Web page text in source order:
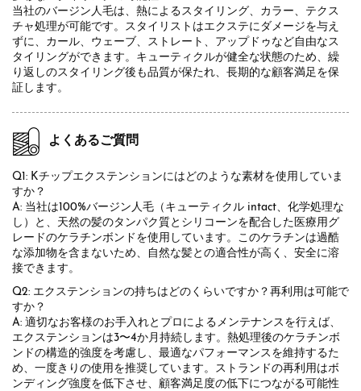
当社のバージン人毛は、熱によるスタイリング、カラー、テクス
チャ処理が可能です。スタイリストはエクステにダメージを与え
ずに、カール、ウェーブ、ストレート、アップドゥなど自由なス
タイリングができます。キューティクルが健全な状態のため、繰
り返しのスタイリング後も品質が保たれ、長期的な顧客満足を保
証します。
よくあるご質問
Q1: Kチップエクステンションにはどのような素材を使用していま
すか？
A: 当社は100%バージン人毛（キューティクル intact、化学処理な
し）と、天然の髪のタンパク質とシリコーンを配合した医療用グ
レードのケラチンボンドを使用しています。このケラチンは過酷
な添加物を含まないため、自然な髪との適合性が高く、安全に溶
接できます。
Q2: エクステンションの持ちはどのくらいですか？再利用は可能で
すか？
A: 適切なお客様のお手入れとプロによるメンテナンスを行えば、
エクステンションは3〜4か月持続します。熱処理後のケラチンボ
ンドの構造的強度を考慮し、最適なパフォーマンスを維持するた
め、一度きりの使用を推奨しています。ストランドの再利用はボ
ンディング強度を低下させ、顧客満足度の低下につながる可能性